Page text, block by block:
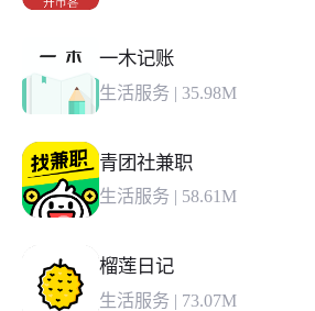
一木记账
生活服务 | 35.98M
青团社兼职
生活服务 | 58.61M
榴莲日记
生活服务 | 73.07M